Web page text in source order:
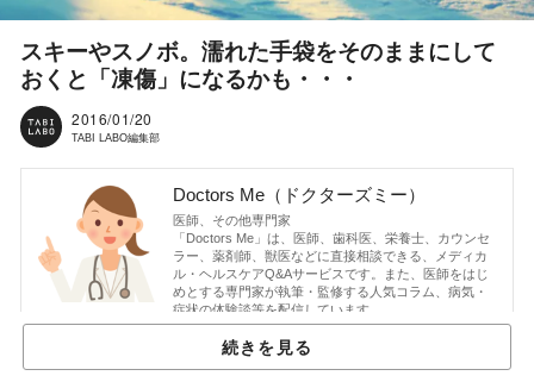
スキーやスノボ。濡れた手袋をそのままにして
おくと「凍傷」になるかも・・・
2016/01/20
TABI LABO編集部
Doctors Me（ドクターズミー）
医師、その他専門家
「Doctors Me」は、医師、歯科医、栄養士、カウンセ
ラー、薬剤師、獣医などに直接相談できる、メディカ
ル・ヘルスケアQ&Aサービスです。また、医師をはじ
めとする専門家が執筆・監修する人気コラム、病気・
症状の体験談等を配信しています。
Doctors Me
続きを見る